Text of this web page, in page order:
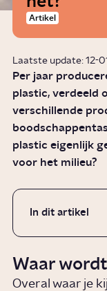
Artikel
Laatste update: 12-
Per jaar
plastic, verdeeld
verschillende
plastic eigenlijk
voor het milieu?
In dit artikel
Waar
Overal waar je